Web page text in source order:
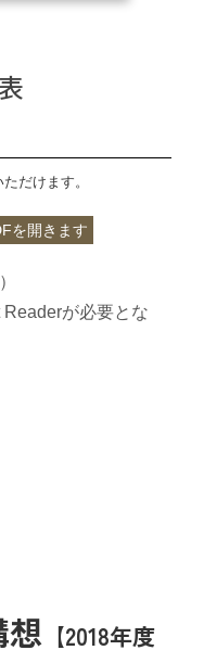
談連絡
本方針等
度のご案内
だけます。
を開きます
が必要とな
想 【2018年度